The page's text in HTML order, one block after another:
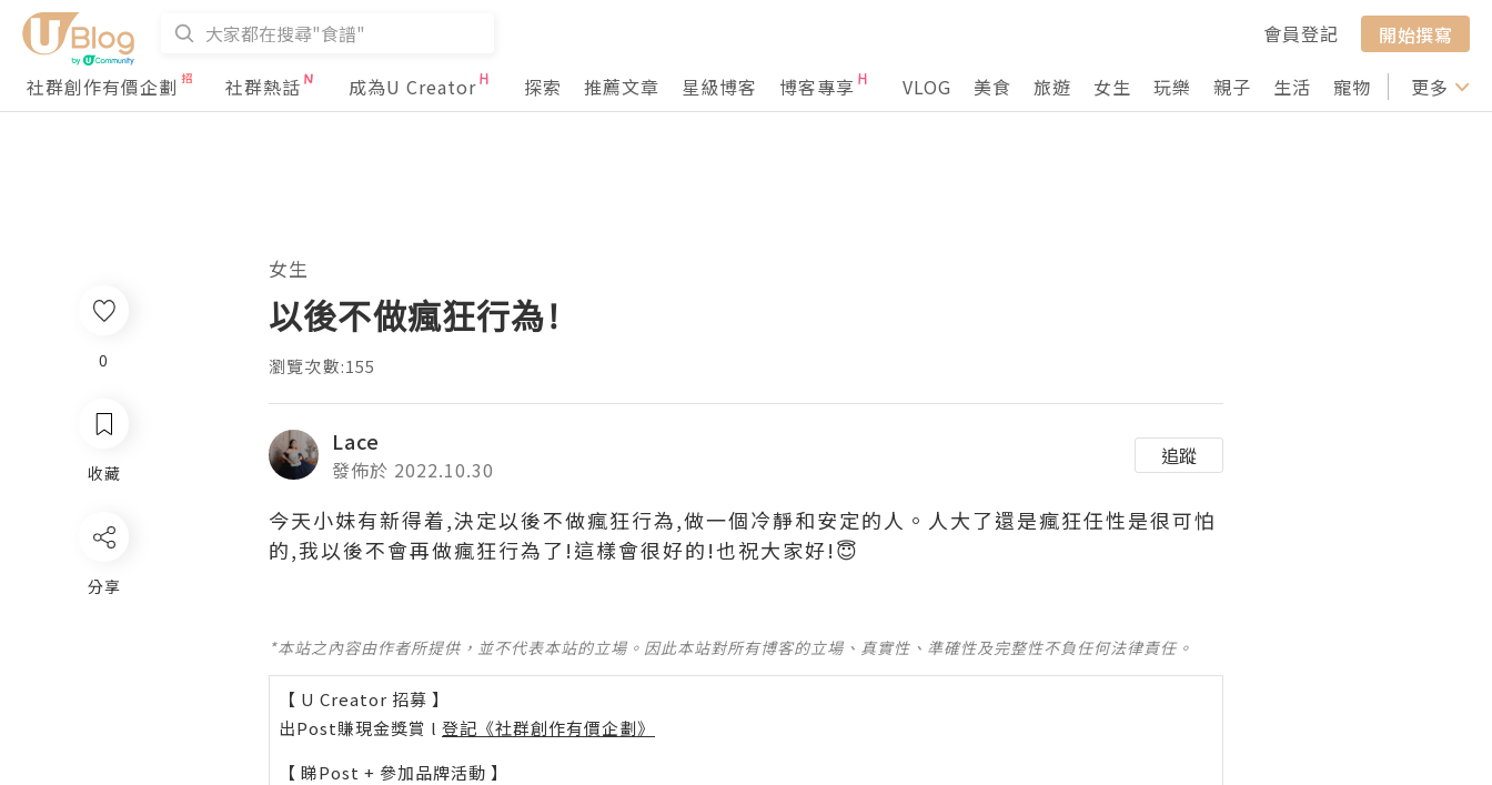
會員登記
開始撰寫
社群創作有價企劃
社群熱話 成為U Creator 探索 推薦文章 星級博客 博客專享 VLOG 美食 旅遊 女生 玩樂 親子 生活 寵物 行山 打卡
更多
女生
以後不做瘋狂行為!
瀏覽次數:155
Lace
發佈於 2022.10.30
追蹤
今天小妹有新得着,決定以後不做瘋狂行為,做一個冷靜和安定的人。人大了還是瘋狂任性是很可怕
的,我以後不會再做瘋狂行為了!這樣會很好的!也祝大家好!😇
*本站之內容由作者所提供，並不代表本站的立場。因此本站對所有博客的立場、真實性、準確性及完整性不負任何法律責任。
【 U Creator 招募 】
出Post賺現金獎賞 l 登記《社群創作有價企劃》
【 睇Post + 參加品牌活動 】
0
收藏
分享